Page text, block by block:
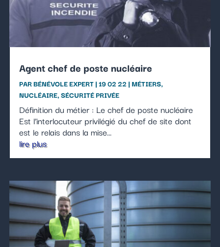
Agent chef de poste nucléaire
PARBÉNÉVOLE EXPERT|19 02 22 | MÉTIERS,
NUCLÉAIRE,SÉCURITÉ PRIVÉE
Définition du métier : Le chef de poste nucléaire
Est l’interlocuteur privilégié du chef de site dont
est le relais dans la mise...
lire plus